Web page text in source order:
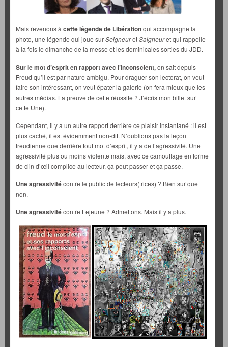
Mais revenons à cette légende de Libérationqui accompagne la
photo, une légende qui joue surSeigneuretSaigneuret qui rappelle
à la fois le dimanche de la messe et les dominicales sorties du JDD.
Sur le mot d’esprit en rapport avec l’Inconscient,on sait depuis
Freud qu’il est par nature ambigu. Pour draguer son lectorat, on veut
faire son intéressant, on veut épater la galerie (on fera mieux que les
autres médias. La preuve de cette réussite ? J’écris mon billet sur
cette Une).
Cependant, il y a un autre rapport derrière ce plaisir instantané : il est
plus caché, il est évidemment non-dit. N’oublions pas la leçon
freudienne que derrière tout mot d’esprit, il y a de l’agressivité. Une
agressivité plus ou moins violente mais, avec ce camouflage en forme
de clin d’œil complice au lecteur, ça peut passer et ça passe.
Une agressivitécontre le public de lecteurs(trices) ? Bien sûr que
non.
Une agressivitécontre Lejeune ? Admettons. Mais il y a plus.